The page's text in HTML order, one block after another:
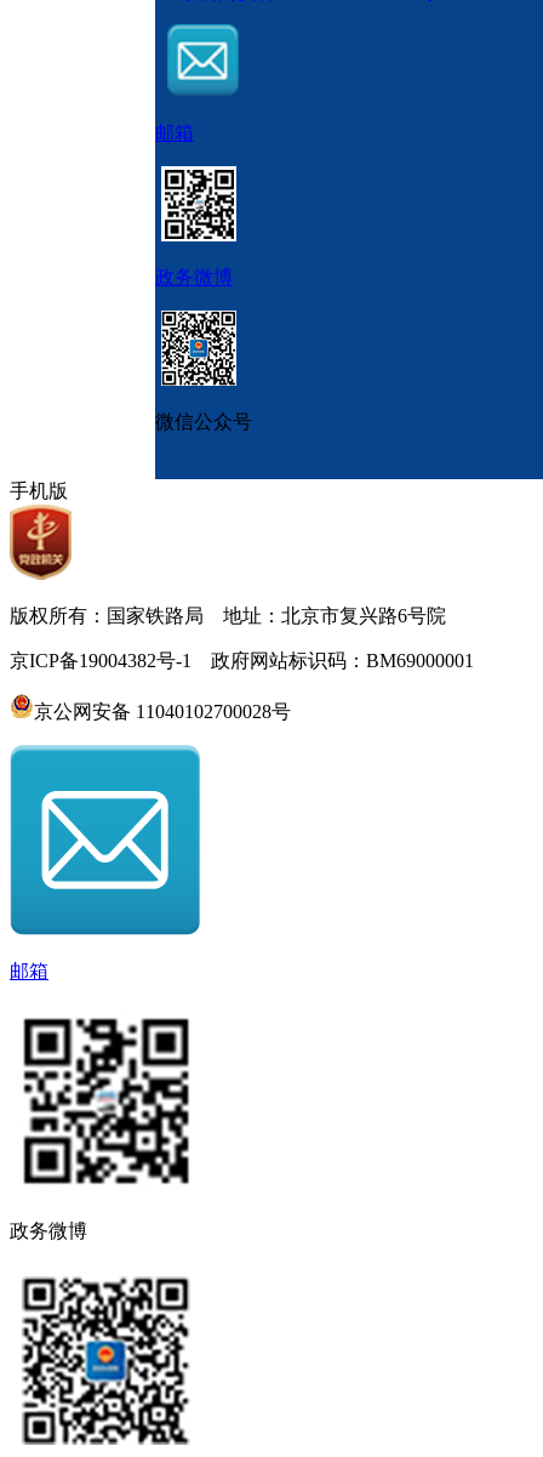
邮箱
政务微博
微信公众号
手机版
版权所有：国家铁路局 地址：北京市复兴路6号院
京ICP备19004382号-1 政府网站标识码：BM69000001
京公网安备 11040102700028号
邮箱
政务微博